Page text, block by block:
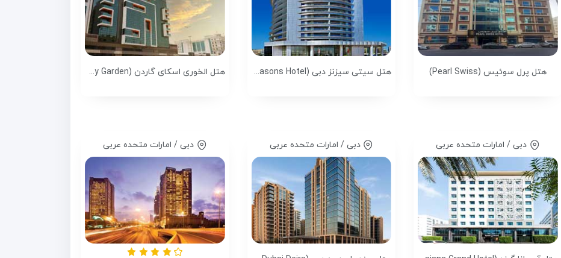
هتل پرل سوئیس (Pearl Swiss) هتل سیتی سیزنز دبی (City Seasons Hotel) هتل الخوری اسکای گاردن (Al Khoory Sky Garden)
دبی / امارات متحده عربی دبی / امارات متحده عربی دبی / امارات متحده عربی